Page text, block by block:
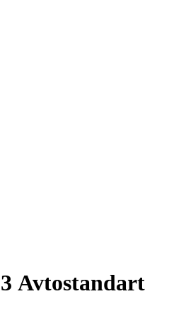
Avtostandart